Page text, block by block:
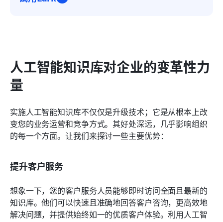
人工智能知识库对企业的变革性力
量
实施人工智能知识库不仅仅是升级技术；它是从根本上改
变您的业务运营和竞争方式。其好处深远，几乎影响组织
的每一个方面。让我们来探讨一些主要优势：
提升客户服务
想象一下，您的客户服务人员能够即时访问全面且最新的
知识库。他们可以快速且准确地回答客户咨询，更高效地
解决问题，并提供始终如一的优质客户体验。利用人工智